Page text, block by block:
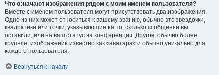
Что означают изображения рядом с моим именем пользователя?
Вместе с именем пользователя могут присутствовать два изображения.
Одно из них может относиться к вашему званию, обычно это звёздочки,
квадратики или точки, указывающие на то, сколько сообщений вы
оставили, или на ваш статус на конференции. Другое, обычно более
крупное, изображение известно как «аватара» и обычно уникально для
каждого пользователя.
Вернуться к началу